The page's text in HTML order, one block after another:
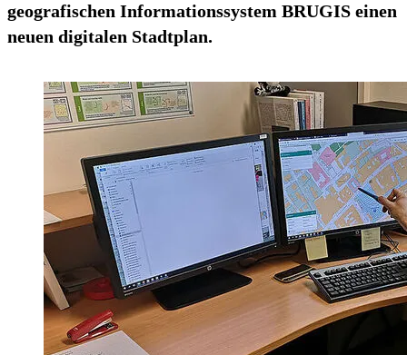
geografischen Informationssystem BRUGIS einen
neuen digitalen Stadtplan.